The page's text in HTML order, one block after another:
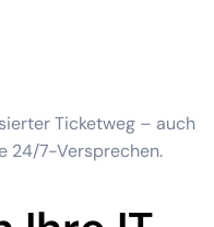
Ticketweg – auch
24/7-Versprechen.